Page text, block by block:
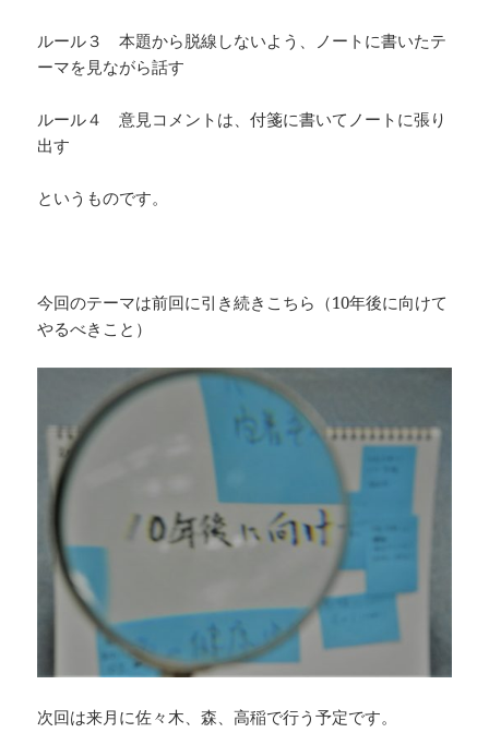
ルール３ 本題から脱線しないよう、ノートに書いたテ
ーマを見ながら話す
ルール４ 意見コメントは、付箋に書いてノートに張り
出す
というものです。
今回のテーマは前回に引き続きこちら（10年後に向けて
やるべきこと）
次回は来月に佐々木、森、高稲で行う予定です。